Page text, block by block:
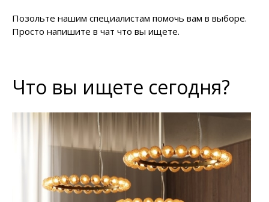
Позольте нашим специалистам помочь вам в выборе.
Просто напишите в чат что вы ищете.
Что вы ищете сегодня?